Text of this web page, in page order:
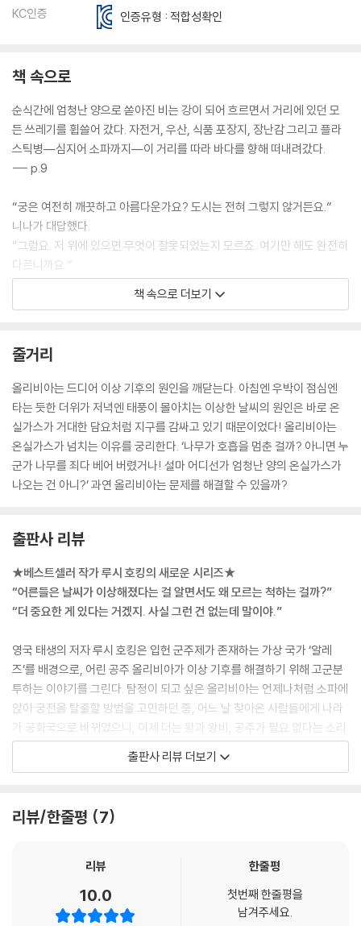
KC인증 인증유형 : 적합성확인
책 속으로
순식간에 엄청난 양으로 쏟아진 비는 강이 되어 흐르면서 거리에 있던 모
든 쓰레기를 휩쓸어 갔다. 자전거, 우산, 식품 포장지, 장난감 그리고 플라
스틱병―심지어 소파까지―이 거리를 따라 바다를 향해 떠내려갔다.
--- p.9
“궁은 여전히 깨끗하고 아름다운가요? 도시는 전혀 그렇지 않거든요.”
니나가 대답했다.
“그럼요. 저 위에 있으면 무엇이 잘못되었는지 모르죠. 여기만 해도 완전히
다르니까요.”
니나는 부드러운 손길로 올리비아의 얼굴을 수건으로 닦아 주고는 안경을
“맞아! 우리가 사는 세상도 수프 냄비와 같아. 점점 뜨거워지는데, 뚜껑이
덮여 있으니까 뜨거운 열이 갈 곳이 없는 거지. 그러니까 끓어 넘칠 수밖에
없는 거고!”
올리비아는 축축한 손바닥으로 이마를 탁 치면서 말했다.
--- p.52
올리비아가 대통령 얼굴에 대고 말했다.
요!”
세 사람은 삐죽삐죽한 산등성이를 바라다보았다. 폭신한 담요처럼 깔려 있
던 하얀 눈이 없어져서 헐벗은 바위산이 드러나 있었다.
“폭풍우 때 산이 무너져 내렸나 봐요.”
올리비아가 덧붙였다.
“마치 산이 울고 있는 것 같아요.”
--- p.93
라비가 입을 뗐다. 갑자기 그 순간 올리비아는 라비가 아무거나 요구하면
않았다.
“우리가 살고 싶은 미래를 만들고 싶어요.”
책 속으로 더보기
줄거리
올리비아는 드디어 이상 기후의 원인을 깨닫는다. 아침엔 우박이 점심엔
타는 듯한 더위가 저녁엔 태풍이 몰아치는 이상한 날씨의 원인은 바로 온
실가스가 거대한 담요처럼 지구를 감싸고 있기 때문이었다! 올리비아는
온실가스가 넘치는 이유를 궁리한다. ‘나무가 호흡을 멈춘 걸까? 아니면 누
군가 나무를 죄다 베어 버렸거나! 설마 어디선가 엄청난 양의 온실가스가
나오는 건 아니?’ 과연 올리비아는 문제를 해결할 수 있을까?
출판사 리뷰
★베스트셀러 작가 루시 호킹의 새로운 시리즈★
“어른들은 날씨가 이상해졌다는 걸 알면서도 왜 모르는 척하는 걸까?”
“더 중요한 게 있다는 거겠지. 사실 그런 건 없는데 말이야.”
영국 태생의 저자 루시 호킹은 입헌 군주제가 존재하는 가상 국가 ‘알레
즈’를 배경으로, 어린 공주 올리비아가 이상 기후를 해결하기 위해 고군분
투하는 이야기를 그린다. 탐정이 되고 싶은 올리비아는 언제나처럼 소파에
앉아 궁전을 탈출할 방법을 고민하던 중, 어느 날 찾아온 사람들에게 나라
가 공화국으로 바뀌었으니, 이제 더는 왕과 왕비, 공주가 필요 없다는 소리
를 듣는다. 하루아침에 궁전에서 내쫓긴 올리비아 가족은 조그마한 아파트
로 들어가 살게 되고, 올리비아는 알레즈의 진짜 모습을 마주한다. 궁전에
인 스모그가 넘실거리고 온갖 쓰레기가 넘치는 것은 물론 물이 부족해 씻
밤에는 폭풍이 몰아쳐 모든 것을 쓸어 버리기도 했다. 충격받은 올리비아
한 후 학교에서 새로 사귄 친구인 라비, 헬가와 함께 최고 조사단 ‘ORHI’를
출판사 리뷰 더보기
리뷰/한줄평 7
리뷰
10.0
한줄평
첫번째 한줄평을
남겨주세요.